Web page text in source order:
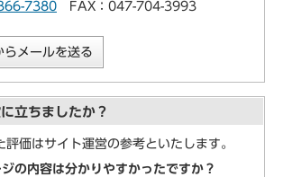
7380 FAX：047-704-3993
らメールを送る
立ちましたか？
評価はサイト運営の参考といたします。
の内容は分かりやすかったですか？